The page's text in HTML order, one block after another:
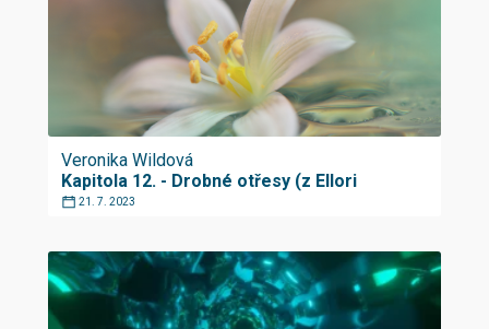
Veronika Wildová
Kapitola 12. - Drobné otřesy (z Ellori
21. 7. 2023